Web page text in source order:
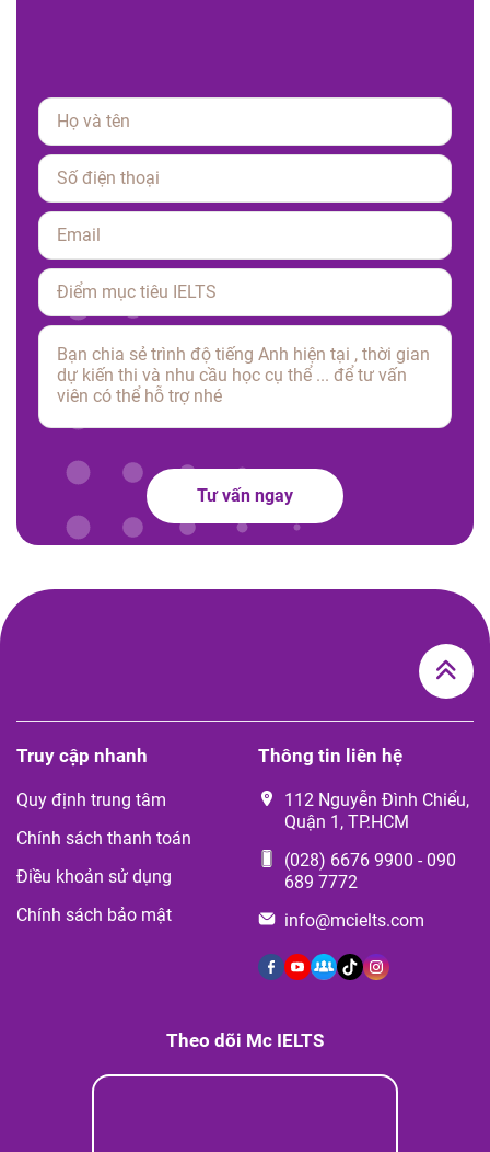
Please leave this field empty.
Tư vấn ngay
Truy cập nhanh
Quy định trung tâm
Chính sách thanh toán
Điều khoản sử dụng
Chính sách bảo mật
Thông tin liên hệ
112 Nguyễn Đình Chiểu,
Quận 1, TP.HCM
(028) 6676 9900 - 090
689 7772
info@mcielts.com
Theo dõi Mc IELTS